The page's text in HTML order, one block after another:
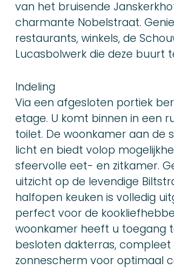
van het bruisende
charmante Nobelstraat.
restaurants, winkels, de
Lucasbolwerk die deze buurt
Indeling
Via een afgesloten portiek
etage. U komt binnen in een
toilet. De woonkamer aan de
licht en biedt volop
sfeervolle eet- en zitkamer.
uitzicht op de levendige
halfopen keuken is volledig
perfect voor de
woonkamer heeft u toegang
besloten dakterras,
zonnescherm voor optimaal